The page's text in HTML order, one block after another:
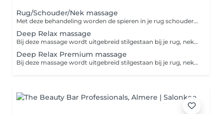
Rug/Schouder/Nek massage
Met deze behandeling worden de spieren in je rug schouder en nek goed losgemaakt en ga je weer licht en met nieuwe energie de deur uit. Geef ons vooral je wensen en behoeften aan. In 30min kunnen we heel veel voor je bekenenen!
Deep Relax massage
Bij deze massage wordt uitgebreid stilgestaan bij je rug, nek en schouders. Ook geven wij je een uitgebreide hoofd/gezichtsmasage. Je mag zelf kiezen of je liever je benen of je voeten erbij wil laten masseren. Zo maak je jouw massage behandeling op maat. Er wordt gezorgd voor het ultieme zen gevoel. Laat je in een grote handdoek inpakken en kies je favoriete 100% natuurlijke olie uit. Op de achtergrond hoor je zachte ontspannende muziek en verder helemaal niets: dit is jouw moment. Deze ontspanningsmassage is vaak een combinatie tussen spierknopen losmaken en ontspanning. Alles is op maat dus geef ons vooral je wensen en behoeften aan.
Deep Relax Premium massage
Bij deze massage wordt uitgebreid stilgestaan bij je rug, nek en schouders. Ook geven wij je een uitgebreide hoofd/gezichtsmasage en kan je de behandeling evt uitbreiden naar jouw wensen. Er wordt gezorgd voor het ultieme zen gevoel. Laat je in een grote handdoek inpakken en kies je favoriete 100% natuurlijke olie uit. Op de achtergrond hoor je zachte ontspannende muziek en verder helemaal niets: dit is jouw moment. Deze ontspanningsmassage is vaak een combinatie tussen spierknopen losmaken en ontspanning. Alles is op maat dus geef ons vooral je wensen en behoeften aan.